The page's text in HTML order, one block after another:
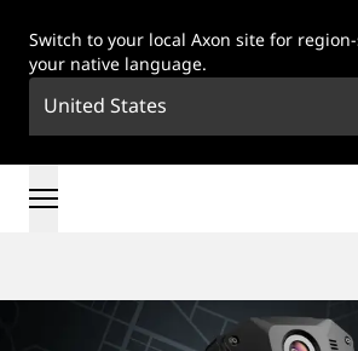
Switch to your local Axon site for
your native language.
United States